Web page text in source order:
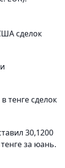
сделок
тенге сделок
30,1200
за юань.